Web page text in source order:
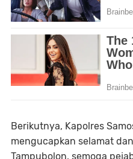
Berikutnya, Kapolres
mengucapkan selamat
Tampubolon, semoga